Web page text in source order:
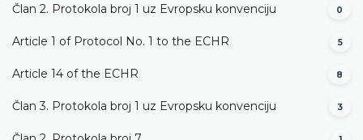
Član 2. Protokola broj 1 uz Evropsku konvenciju 0
Article 1 of Protocol No. 1 to the ECHR 5
Article 14 of the ECHR 8
Član 3. Protokola broj 1 uz Evropsku konvenciju 3